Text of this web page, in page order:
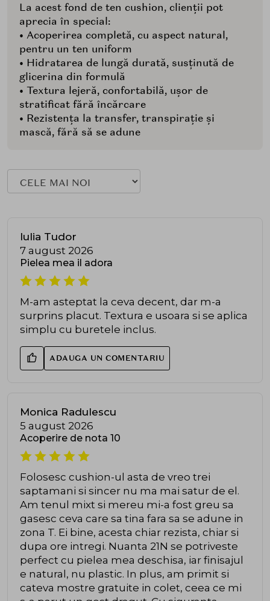
La acest fond de ten cushion, clienții pot
aprecia în special:
• Acoperirea completă, cu aspect natural,
pentru un ten uniform
• Hidratarea de lungă durată, susținută de
glicerina din formulă
• Textura lejeră, confortabilă, ușor de
stratificat fără încărcare
• Rezistența la transfer, transpirație și
mască, fără să se adune
Iulia Tudor
7 august 2026
Pielea mea il adora
M-am asteptat la ceva decent, dar m-a
surprins placut. Textura e usoara si se aplica
simplu cu buretele inclus.
ADAUGA UN COMENTARIU
Monica Radulescu
5 august 2026
Acoperire de nota 10
Folosesc cushion-ul asta de vreo trei
saptamani si sincer nu ma mai satur de el.
Am tenul mixt si mereu mi-a fost greu sa
gasesc ceva care sa tina fara sa se adune in
zona T. Ei bine, acesta chiar rezista, chiar si
dupa ore intregi. Nuanta 21N se potriveste
perfect cu pielea mea deschisa, iar finisajul
e natural, nu plastic. In plus, am primit si
cateva mostre gratuite in colet, ceea ce mi